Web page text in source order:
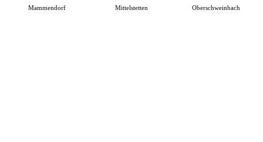
Mammendorf Mittelstetten Oberschweinbach